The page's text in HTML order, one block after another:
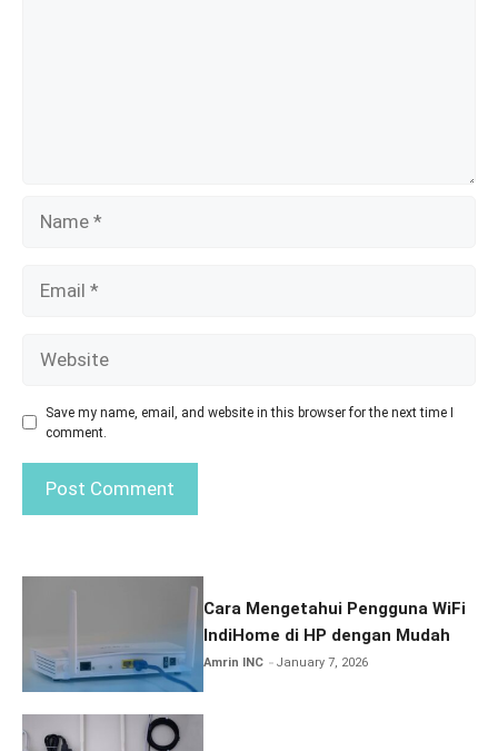
Save my name, email, and website in this browser for the next time I
comment.
Cara Mengetahui Pengguna WiFi
IndiHome di HP dengan Mudah
Amrin INC January 7, 2026